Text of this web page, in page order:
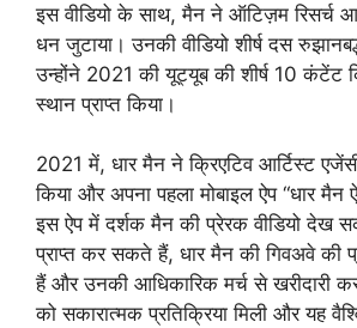
इस वीडियो के साथ, मैन ने ऑटिज़म रिसर्च
धन जुटाया। उनकी वीडियो शीर्ष दस
उन्होंने 2021 की यूट्यूब की शीर्ष 10 कंटेंट
स्थान प्राप्त किया।
2021 में, धार मैन ने क्रिएटिव आर्टिस्ट
किया और अपना पहला मोबाइल ऐप “धार मैन
इस ऐप में दर्शक मैन की प्रेरक वीडियो देख
प्राप्त कर सकते हैं, धार मैन की गिवअवे की
हैं और उनकी आधिकारिक मर्च से खरीदारी
को सकारात्मक प्रतिक्रिया मिली और यह